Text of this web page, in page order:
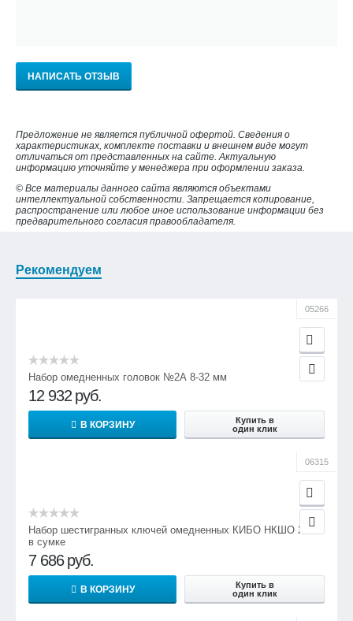
НАПИСАТЬ ОТЗЫВ
Предложение не является публичной офертой. Сведения о
характеристиках, комплекте поставки и внешнем виде могут
отличаться от представленных на сайте. Актуальную
информацию уточняйте у менеджера при оформлении заказа.
© Все материалы данного сайта являются объектами
интеллектуальной собственности. Запрещается копирование,
распространение или любое иное использование информации без
предварительного согласия правообладателя.
Рекомендуем
05266
Набор омедненных головок №2А 8-32 мм
12 932 руб.
В КОРЗИНУ
Купить в
один клик
06315
Набор шестигранных ключей омедненных КИБО НКШО 2-14
в сумке
7 686 руб.
В КОРЗИНУ
Купить в
один клик